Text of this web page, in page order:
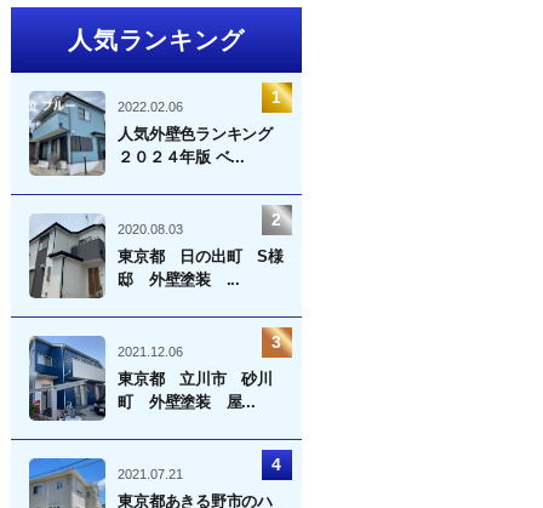
人気ランキング
2022.02.06
人気外壁色ランキング
２０２４年版 ベ...
2020.08.03
東京都 日の出町 S様
邸 外壁塗装 ...
2021.12.06
東京都 立川市 砂川
町 外壁塗装 屋...
2021.07.21
東京都あきる野市のハ